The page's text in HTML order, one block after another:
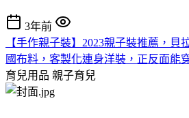
3年前
【手作親子裝】2023親子裝推薦，貝
國布料，客製化連身洋裝，正反面能
育兒用品 親子育兒